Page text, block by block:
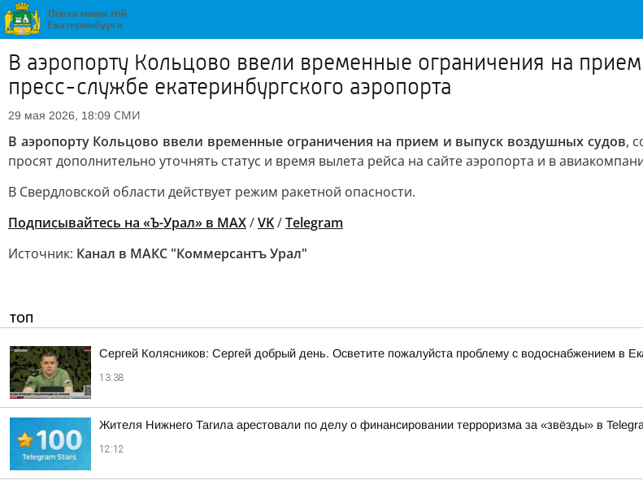
В аэропорту Кольцово ввели временные ограничения на
пресс-службе екатеринбургского аэропорта
29 мая 2026, 18:09 СМИ
В аэропорту Кольцово ввели временные ограничения на прием и выпуск воздушных судов,
просят дополнительно уточнять статус и время вылета рейса на сайте аэропорта и в
В Свердловской области действует режим ракетной опасности.
Подписывайтесь на «Ъ-Урал» в MAX/VK/Telegram
Источник: Канал в МАКС "Коммерсантъ Урал"
ТОП
Сергей Колясников: Сергей добрый день. Осветите пожалуйста проблему с водоснабжением в
13:38
Жителя Нижнего Тагила арестовали по делу о финансировании терроризма за «звёзды» в
12:12